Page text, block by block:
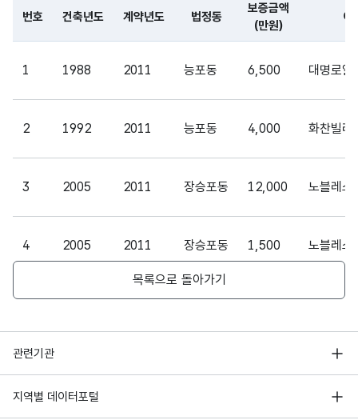
CHA
R)
월
월
문자
CHA
255
계약
계약
가변
형
(VAR
255
전용
번호 건축년도 계약년도 법정동
보증금액
(만원)
아
1 1988 2011 능포동 6,500 대명로얄
2 1992 2011 능포동 4,000 화찬빌라
3 2005 2011 장승포동 12,000 노블레스
4 2005 2011 장승포동 1,500 노블레스
5 2006 2011 장승포동 9,000 대호레비
6
목록으로 돌아가기
관련기관
행정안전부
한국지능정보사회진흥원
지역별 데이터포털
서울 열린데이터광장